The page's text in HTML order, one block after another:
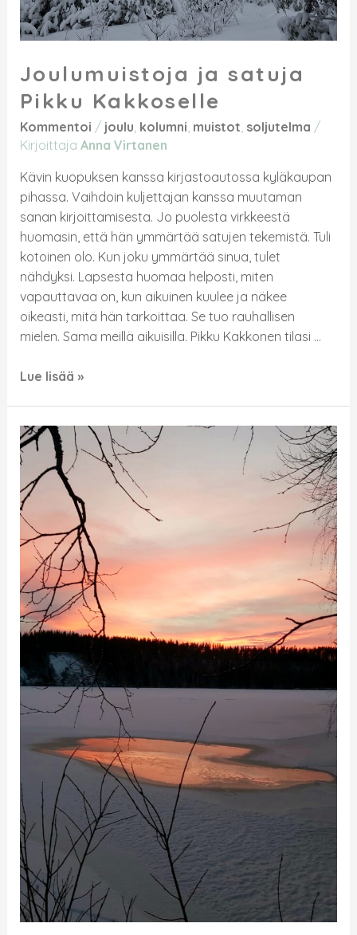
Joulumuistoja ja satuja
Pikku Kakkoselle
Kommentoi / joulu kolumni muistot soljutelma /
Kirjoittaja Anna Virtanen
Kävin kuopuksen kanssa kirjastoautossa kyläkaupan
pihassa. Vaihdoin kuljettajan kanssa muutaman
sanan kirjoittamisesta. Jo puolesta virkkeestä
huomasin, että hän ymmärtää satujen tekemistä. Tuli
kotoinen olo. Kun joku ymmärtää sinua, tulet
nähdyksi. Lapsesta huomaa helposti, miten
vapauttavaa on, kun aikuinen kuulee ja näkee
oikeasti, mitä hän tarkoittaa. Se tuo rauhallisen
mielen. Sama meillä aikuisilla. Pikku Kakkonen tilasi …
Lue lisää »